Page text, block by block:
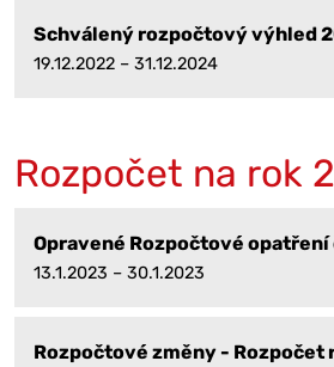
Schválený rozpočtový výhled
19.12.2022 – 31.12.2024
Rozpočet na rok
Opravené Rozpočtové opatření
13.1.2023 – 30.1.2023
Rozpočtové změny - Rozpočet